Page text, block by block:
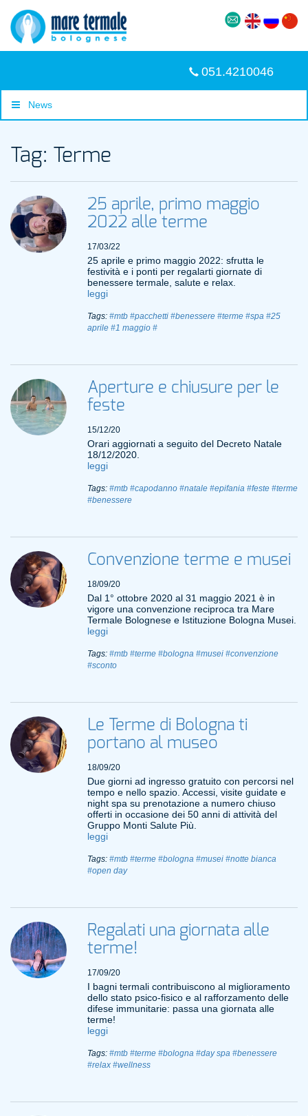
051.4210046
News
Tag: Terme
25 aprile, primo maggio
2022 alle terme
17/03/22
25 aprile e primo maggio 2022: sfrutta le
festività e i ponti per regalarti giornate di
benessere termale, salute e relax.
leggi
Tags: #mtb #pacchetti #benessere #terme #spa #25
aprile #1 maggio #
Aperture e chiusure per le
feste
15/12/20
Orari aggiornati a seguito del Decreto Natale
18/12/2020.
leggi
Tags: #mtb #capodanno #natale #epifania #feste #terme
#benessere
Convenzione terme e musei
18/09/20
Dal 1° ottobre 2020 al 31 maggio 2021 è in
vigore una convenzione reciproca tra Mare
Termale Bolognese e Istituzione Bologna Musei.
leggi
Tags: #mtb #terme #bologna #musei #convenzione
#sconto
Le Terme di Bologna ti
portano al museo
18/09/20
Due giorni ad ingresso gratuito con percorsi nel
tempo e nello spazio. Accessi, visite guidate e
night spa su prenotazione a numero chiuso
offerti in occasione dei 50 anni di attività del
Gruppo Monti Salute Più.
leggi
Tags: #mtb #terme #bologna #musei #notte bianca
#open day
Regalati una giornata alle
terme!
17/09/20
I bagni termali contribuiscono al miglioramento
dello stato psico-fisico e al rafforzamento delle
difese immunitarie: passa una giornata alle
terme!
leggi
Tags: #mtb #terme #bologna #day spa #benessere
#relax #wellness